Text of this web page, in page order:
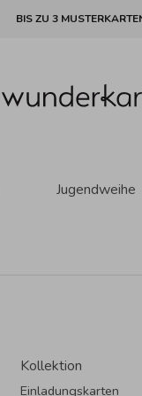
BIS ZU 3
Jugendweihe
Kollektion
Einladungskarten